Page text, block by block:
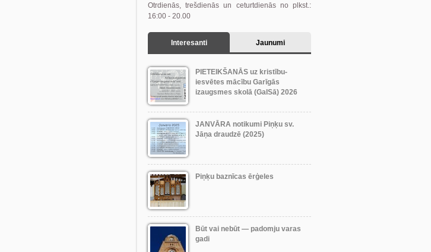
Otrdienās, trešdienās un ceturtdienās no plkst.:
16:00 - 20.00
Interesanti Jaunumi
PIETEIKŠANĀS uz kristību-
iesvētes mācību Garīgās
izaugsmes skolā (GaISā) 2026
JANVĀRA notikumi Piņķu sv.
Jāņa draudzē (2025)
Piņķu baznīcas ērģeles
Būt vai nebūt — padomju varas
gadi